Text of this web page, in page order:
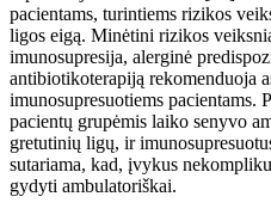
pacientams, turintiems rizikos
ligos eigą. Minėtini rizikos
imunosupresija, alerginė
antibiotikoterapiją rekomenduoja
imunosupresuotiems pacientams.
pacientų grupėmis laiko senyvo
gretutinių ligų, ir
sutariama, kad, įvykus
gydyti ambulatoriškai.